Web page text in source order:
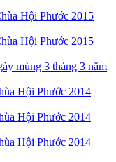
Hội Phước 2015
Hội Phước 2015
mùng 3 tháng 3 năm
Hội Phước 2014
Hội Phước 2014
Hội Phước 2014